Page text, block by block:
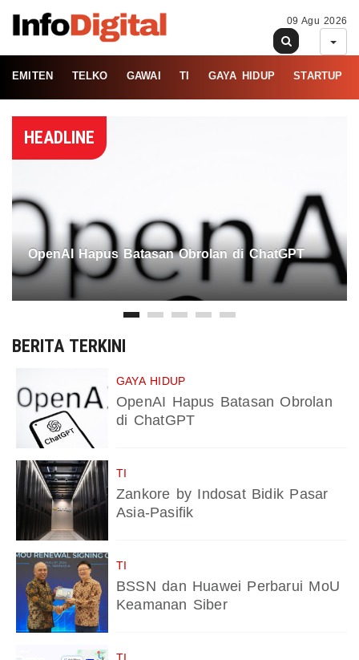
09 Agu 2026
EMITEN TELKO GAWAI TI GAYA HIDUP STARTUP
HEADLINE
OpenAI Hapus Batasan Obrolan di ChatGPT
BERITA TERKINI
GAYA HIDUP
OpenAI Hapus Batasan Obrolan
di ChatGPT
TI
Zankore by Indosat Bidik Pasar
Asia-Pasifik
TI
BSSN dan Huawei Perbarui MoU
Keamanan Siber